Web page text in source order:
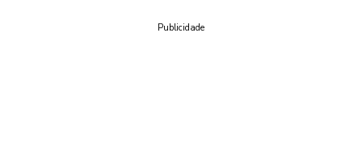
Publicidade